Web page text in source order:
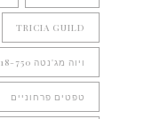
TRICIA GUILD
ויוה מג'נטה 18-750
טפטים פרחוניים